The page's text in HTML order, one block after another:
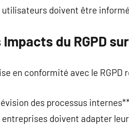
utilisateurs doivent être
Impacts du RGPD
en conformité avec le
des processus
entreprises doivent adapter